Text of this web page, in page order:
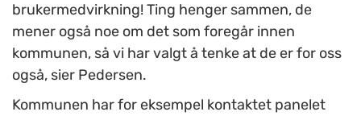
brukermedvirkning! Ting henger sammen, de
mener også noe om det som foregår innen
kommunen, så vi har valgt å tenke at de er for oss
også, sier Pedersen.
Kommunen har for eksempel kontaktet panelet